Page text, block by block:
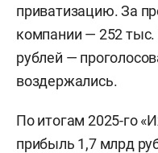
приватизацию. За
компании — 252
рублей —
воздержались.
По итогам 2025-го
прибыль 1,7 млрд